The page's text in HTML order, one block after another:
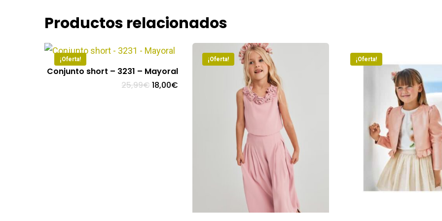
Productos relacionados
¡Oferta!
Conjunto short – 3231 – Mayoral
25,99€El
precio
18,00€
¡Oferta! ¡Oferta!